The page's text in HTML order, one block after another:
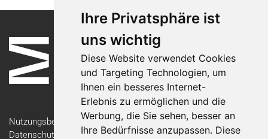
Ihre Privatsphäre ist
uns wichtig
Diese Website verwendet Cookies
und Targeting Technologien, um
Ihnen ein besseres Internet-
Erlebnis zu ermöglichen und die
Werbung, die Sie sehen, besser an
Ihre Bedürfnisse anzupassen. Diese
Nutzungsbedingungen
Datenschutzerklärung